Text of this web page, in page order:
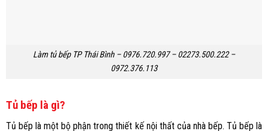
Làm tủ bếp TP Thái Bình – 0976.720.997 – 02273.500.222 –
0972.376.113
Tủ bếp là gì?
Tủ bếp là một bộ phận trong thiết kế nội thất của nhà bếp. Tủ bếp là